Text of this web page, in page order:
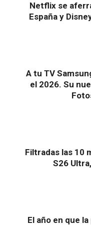
Netflix se
España y
A tu TV
el 2026. Su
Filtradas las 10
S26
El año en que